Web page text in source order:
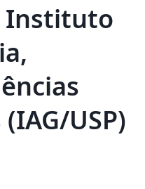
Instituto
USP)